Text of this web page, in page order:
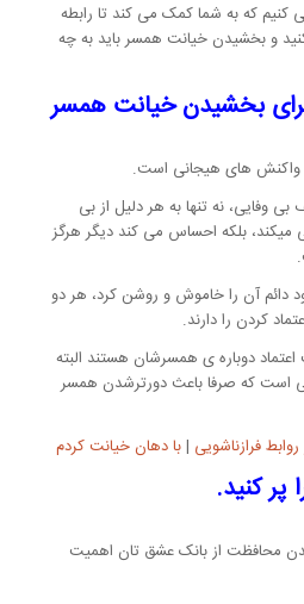
کنیم که به شما کمک می کند تا رابطه
و بخشیدن خیانت همسر باید به چه
بخشیدن خیانت همسر
واکنش های هیجانی است.
وفایی، نه تنها به هر دلیل از بی
بلکه احساس می کند دیگر هرگز
دائم آن را خاموش و روشن کرد، هر دو
کردن را دارند.
دوباره ی همسرشان هستند البته
است که صرفا باعث دورترشدن همسر
فرازناشویی |با دهان خیانت کردم
کنید.
محافظت از بانک عشق تان اهمیت